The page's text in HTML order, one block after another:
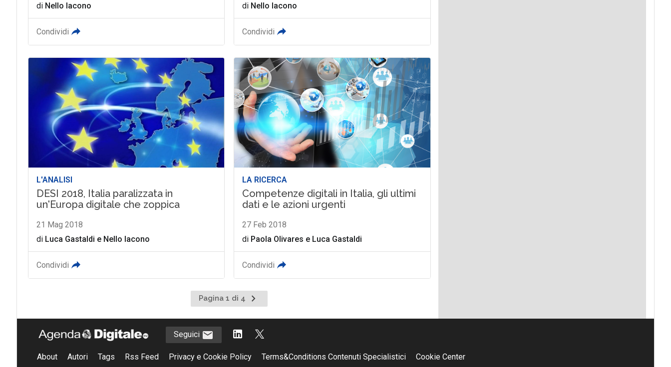
di Nello Iacono
Condividi
di Nello Iacono
Condividi
L'ANALISI
DESI 2018, Italia paralizzata in
un'Europa digitale che zoppica
21 Mag 2018
di Luca Gastaldi e Nello Iacono
Condividi
LA RICERCA
Competenze digitali in Italia, gli ultimi
dati e le azioni urgenti
27 Feb 2018
di Paola Olivares e Luca Gastaldi
Condividi
Pagina 1 di 4
Pagina
successiva
Seguici
About Autori Tags Rss Feed Privacy e Cookie Policy Terms&Conditions Contenuti Specialistici Cookie Center